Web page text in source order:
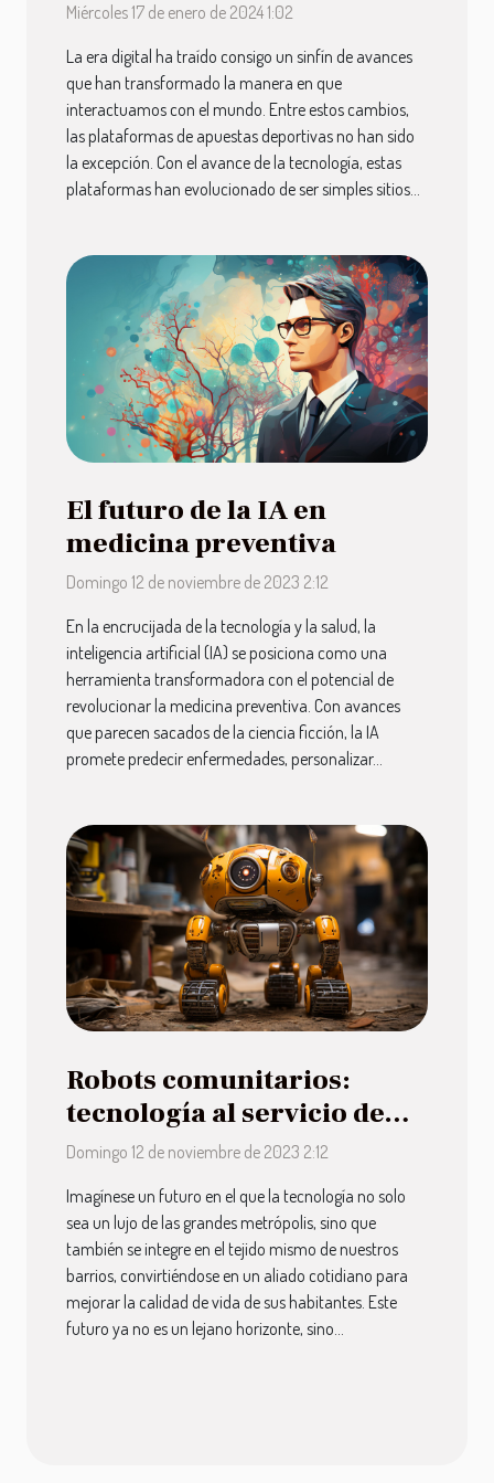
deportivas
Miércoles 17 de enero de 2024 1:02
La era digital ha traído consigo un sinfín de avances
que han transformado la manera en que
interactuamos con el mundo. Entre estos cambios,
las plataformas de apuestas deportivas no han sido
la excepción. Con el avance de la tecnología, estas
plataformas han evolucionado de ser simples sitios...
El futuro de la IA en
medicina preventiva
Domingo 12 de noviembre de 2023 2:12
En la encrucijada de la tecnología y la salud, la
inteligencia artificial (IA) se posiciona como una
herramienta transformadora con el potencial de
revolucionar la medicina preventiva. Con avances
que parecen sacados de la ciencia ficción, la IA
promete predecir enfermedades, personalizar...
Robots comunitarios:
tecnología al servicio de
barrios
Domingo 12 de noviembre de 2023 2:12
Imagínese un futuro en el que la tecnología no solo
sea un lujo de las grandes metrópolis, sino que
también se integre en el tejido mismo de nuestros
barrios, convirtiéndose en un aliado cotidiano para
mejorar la calidad de vida de sus habitantes. Este
futuro ya no es un lejano horizonte, sino...